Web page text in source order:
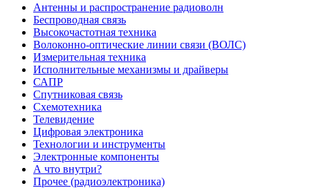
Антенны и распространение радиоволн
Беспроводная связь
Высокочастотная техника
Волоконно-оптические линии связи (ВОЛС)
Измерительная техника
Исполнительные механизмы и драйверы
САПР
Спутниковая связь
Схемотехника
Телевидение
Цифровая электроника
Технологии и инструменты
Электронные компоненты
А что внутри?
Прочее (радиоэлектроника)